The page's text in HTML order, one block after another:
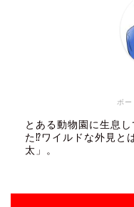
ボ
とある動物園に生息
た⁉ワイルドな外見と
太」。